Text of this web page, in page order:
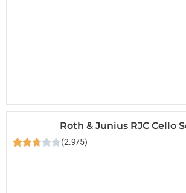
Roth & Junius RJC Cello
(2.9/5)